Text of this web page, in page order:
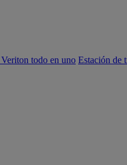
todo en uno Estación de